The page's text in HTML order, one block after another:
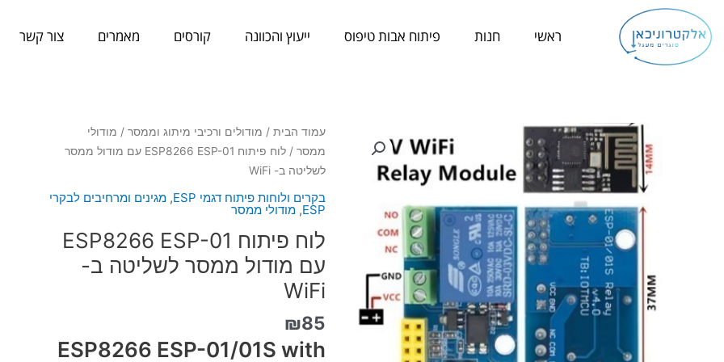
לתוכן
ראשי חנות פיתוח אבות טיפוס ייעוץ והכוונה קורסים מאמרים צור קשר
עמוד הבית/ מודולים ורכיבי מיתוג וממסר/ מודולי
ממסר
/ לוח פיתוח ESP8266 ESP-01 עם מודול ממסר
לשליטה ב- WiFi
בקרים ולוחות פיתוח דגמי ESP , מגינים ומרחיבים לבקרי
ESP
, מודולי ממסר
לוח פיתוח ESP8266 ESP-01
עם מודול ממסר לשליטה ב-
WiFi
₪85
ESP8266 ESP-01/01S with
כמות
של
לוח
ESP8266
ESP-
01
עם
מודול
לשליטה
ב-